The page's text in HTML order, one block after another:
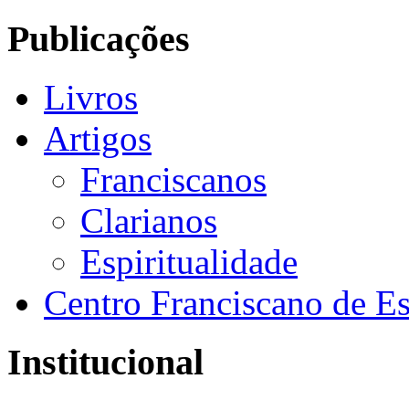
Publicações
Livros
Artigos
Franciscanos
Clarianos
Espiritualidade
Centro Franciscano de
Institucional